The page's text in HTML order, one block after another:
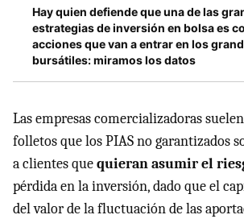
Hay quien defiende que una de las
estrategias de inversión en bolsa es
acciones que van a entrar en los
bursátiles: miramos los datos
Las empresas comercializadoras
folletos que los PIAS no garantizados
a clientes quequieran asumir el
pérdida en la inversión, dado que el
del valor de la fluctuación de las